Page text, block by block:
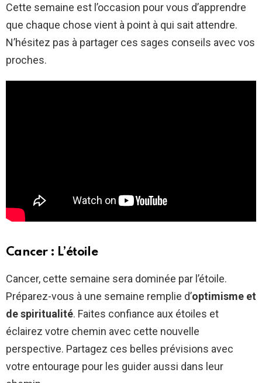
Cette semaine est l’occasion pour vous d’apprendre
que chaque chose vient à point à qui sait attendre.
N’hésitez pas à partager ces sages conseils avec vos
proches.
Cancer : L’étoile
Cancer, cette semaine sera dominée par l’étoile.
Préparez-vous à une semaine remplie d’optimisme et
de spiritualité. Faites confiance aux étoiles et
éclairez votre chemin avec cette nouvelle
perspective. Partagez ces belles prévisions avec
votre entourage pour les guider aussi dans leur